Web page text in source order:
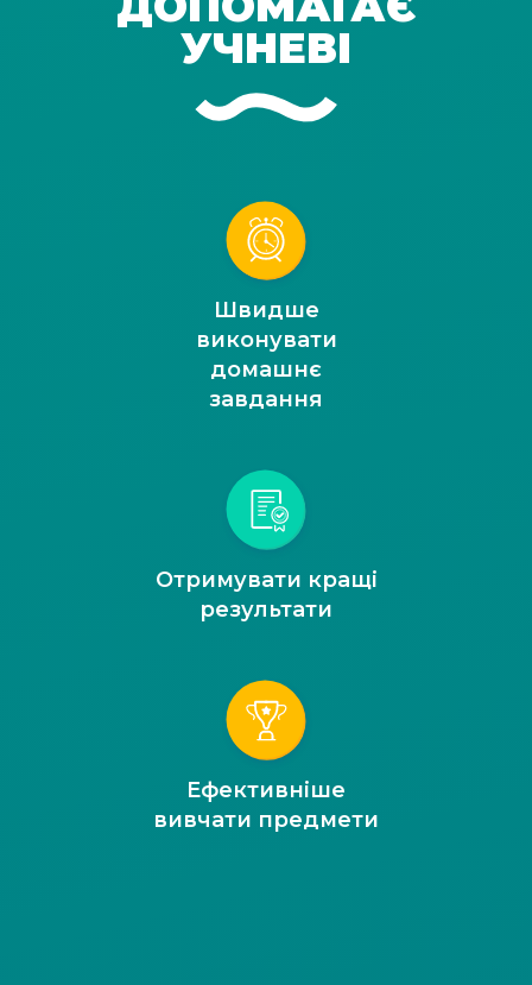
УЧНЕВІ
Швидше
виконувати
домашнє
завдання
Отримувати кращі
результати
Ефективніше
вивчати предмети